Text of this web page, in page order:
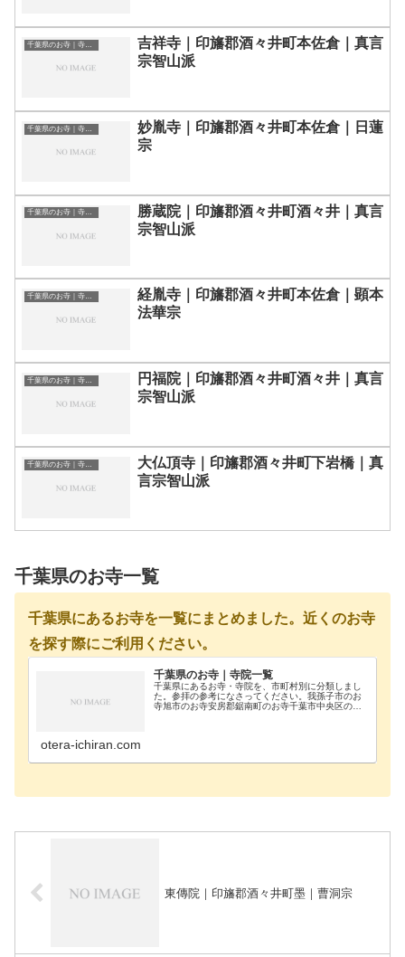
千葉県のお寺｜寺院一覧
吉祥寺｜印旛郡酒々井町本佐倉｜真言
宗智山派
千葉県のお寺｜寺院一覧
妙胤寺｜印旛郡酒々井町本佐倉｜日蓮
宗
千葉県のお寺｜寺院一覧
勝蔵院｜印旛郡酒々井町酒々井｜真言
宗智山派
千葉県のお寺｜寺院一覧
経胤寺｜印旛郡酒々井町本佐倉｜顕本
法華宗
千葉県のお寺｜寺院一覧
円福院｜印旛郡酒々井町酒々井｜真言
宗智山派
千葉県のお寺｜寺院一覧
大仏頂寺｜印旛郡酒々井町下岩橋｜真
言宗智山派
千葉県のお寺一覧
千葉県にあるお寺を一覧にまとめました。近くのお寺
を探す際にご利用ください。
千葉県のお寺｜寺院一覧
千葉県にあるお寺・寺院を、市町村別に分類しまし
た。参拝の参考になさってください。我孫子市のお
寺旭市のお寺安房郡鋸南町のお寺千葉市中央区のお
otera-ichiran.com
東傳院｜印旛郡酒々井町墨｜曹洞宗